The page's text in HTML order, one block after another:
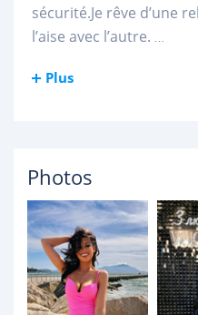
sécurité.Je rêve d’une
l’aise avec l’autre. ...
Plus
Photos